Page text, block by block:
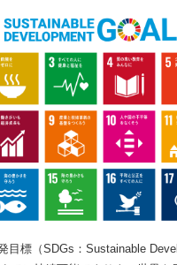
目標（SDGs：Sustainable